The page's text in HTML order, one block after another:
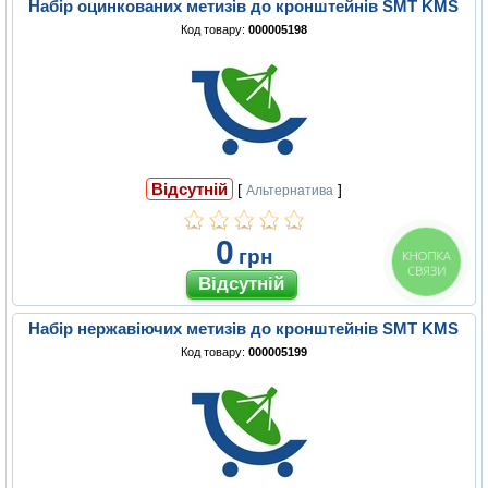
Набір оцинкованих метизів до кронштейнів SMT KMS
Код товару: 000005198
Відсутній [ Альтернатива ]
0 грн
Набір нержавіючих метизів до кронштейнів SMT KMS
Код товару: 000005199
КНОПКА
СВЯЗИ